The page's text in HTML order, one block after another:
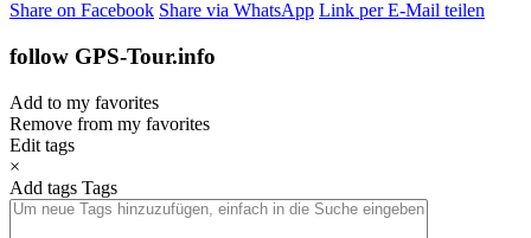
Share on Facebook Share via WhatsApp Link per E-Mail teilen
follow GPS-Tour.info
Add to my favorites
Remove from my favorites
Edit tags
×
Add tags Tags